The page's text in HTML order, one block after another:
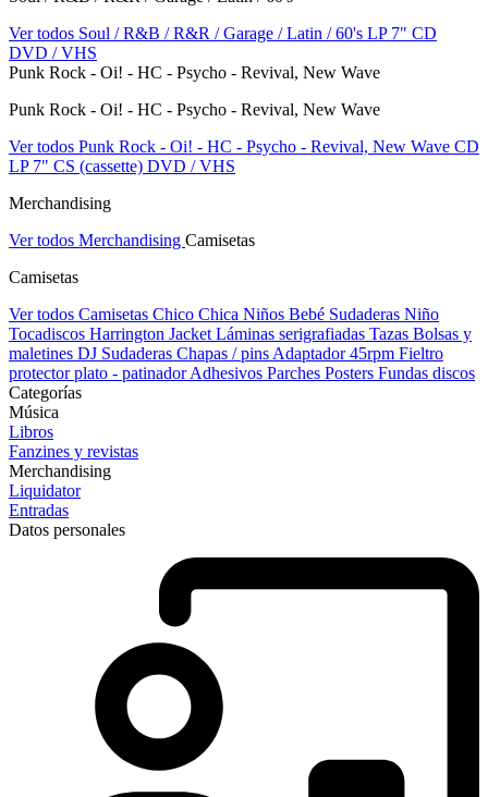
Ver todos Soul / R&B / R&R / Garage / Latin / 60's LP 7" CD
DVD / VHS
Punk Rock - Oi! - HC - Psycho - Revival, New Wave
Punk Rock - Oi! - HC - Psycho - Revival, New Wave
Ver todos Punk Rock - Oi! - HC - Psycho - Revival, New Wave CD
LP 7" CS (cassette) DVD / VHS
Merchandising
Ver todos Merchandising Camisetas
Camisetas
Ver todos Camisetas Chico Chica Niños Bebé Sudaderas Niño
Tocadiscos Harrington Jacket Láminas serigrafiadas Tazas Bolsas y
maletines DJ Sudaderas Chapas / pins Adaptador 45rpm Fieltro
protector plato - patinadorAdhesivos Parches Posters Fundas discos
Categorías
Música
Libros
Fanzines y revistas
Merchandising
Liquidator
Entradas
Datos personales